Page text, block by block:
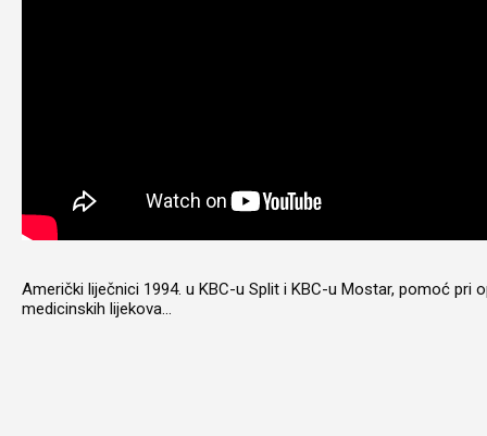
Američki liječnici 1994. u KBC-u Split i KBC-u Mostar, pomoć pri
medicinskih lijekova...